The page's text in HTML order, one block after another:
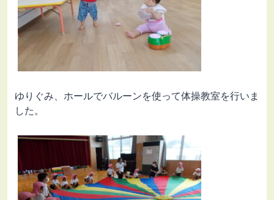
ゆりぐみ、ホールでバルーンを使って体操教室を行いま
した。